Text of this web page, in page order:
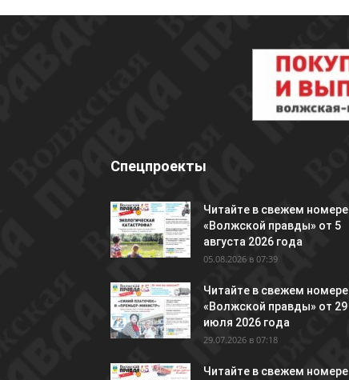
Спецпроекты
Читайте в свежем номере
«Волжской правды» от 5
августа 2026 года
05.08.2026 в 07:39
Читайте в свежем номере
«Волжской правды» от 29
июля 2026 года
29.07.2026 в 07:18
Читайте в свежем номере